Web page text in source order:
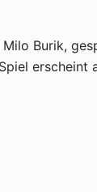
Burik,
erscheint